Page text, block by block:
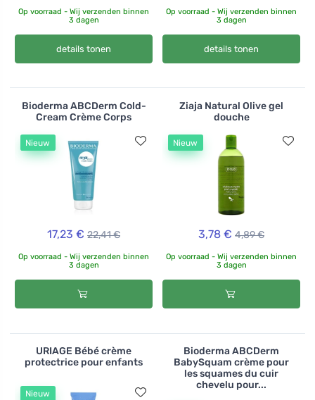
Op voorraad - Wij verzenden binnen
3 dagen
details tonen
Op voorraad - Wij verzenden binnen
3 dagen
details tonen
Bioderma ABCDerm Cold-
Cream Crème Corps
Nieuw
17,23 € 22,41 €
Op voorraad - Wij verzenden binnen
3 dagen
Ziaja Natural Olive gel
douche
Nieuw
3,78 € 4,89 €
Op voorraad - Wij verzenden binnen
3 dagen
URIAGE Bébé crème
protectrice pour enfants
Nieuw
Bioderma ABCDerm
BabySquam crème pour
les squames du cuir
chevelu pour...